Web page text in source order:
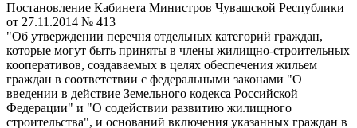
Постановление Кабинета Министров Чувашской Республики
от 27.11.2014 № 413
"Об утверждении перечня отдельных категорий граждан,
которые могут быть приняты в члены жилищно-строительных
кооперативов, создаваемых в целях обеспечения жильем
граждан в соответствии с федеральными законами "О
введении в действие Земельного кодекса Российской
Федерации" и "О содействии развитию жилищного
строительства", и оснований включения указанных граждан в